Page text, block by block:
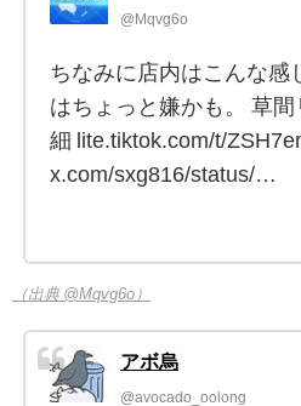
@Mqvg6o
ちなみに店内はこんな感
はちょっと嫌かも。 草
細 lite.tiktok.com/t/
x.com/sxg816/status/…
（出典 @Mqvg6o）
アボ烏
@avocado_oolong